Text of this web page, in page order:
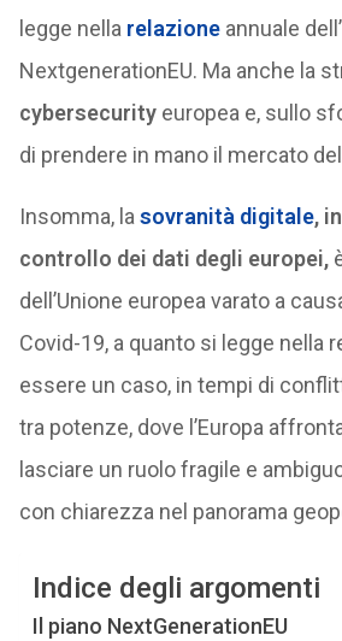
legge nella relazioneannuale
NextgenerationEU. Ma anche la
cybersecurityeuropea e, sullo
di prendere in mano il mercato del
Insomma, la sovranità digitale,
controllo dei dati degli europei,
dell’Unione europea varato a
Covid-19, a quanto si legge nella
essere un caso, in tempi di
tra potenze, dove l’Europa
lasciare un ruolo fragile e
con chiarezza nel panorama
Indice degli argomenti
Il piano NextGenerationEU